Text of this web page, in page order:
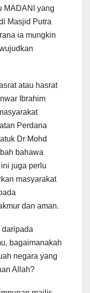
MADANI yang
Masjid Putra
ia mungkin
atau hasrat
Ibrahim
Perdana
Dr Mohd
bahawa
juga perlu
masyarakat
dan aman.
daripada
bagaimanakah
negara yang
Allah?